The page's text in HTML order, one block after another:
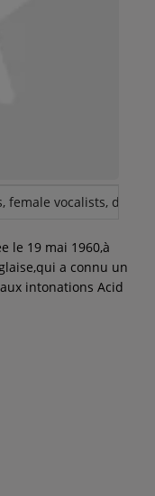
female vocalists,
le 19 mai 1960,à
a connu un
intonations Acid